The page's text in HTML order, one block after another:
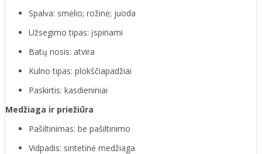
Spalva: smėlio; rožinė; juoda
Užsegimo tipas: įspiriami
Batų nosis: atvira
Kulno tipas: plokščiapadžiai
Paskirtis: kasdieniniai
Medžiaga ir priežiūra
Pašiltinimas: be pašiltinimo
Vidpadis: sintetinė medžiaga